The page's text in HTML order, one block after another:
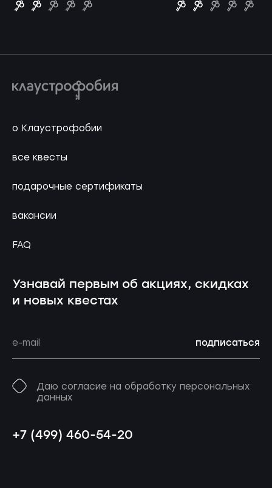
о Клаустрофобии
все квесты
подарочные сертификаты
вакансии
FAQ
Узнавай первым об акциях, скидках
и новых квестах
подписаться
Даю согласие на обработку персональных
данных
+7 (499) 460-54-20